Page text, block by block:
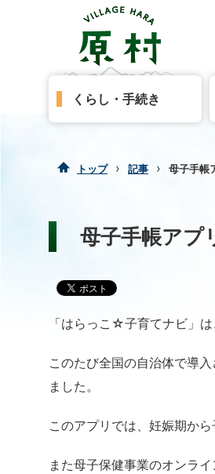
くらし・手続き
トップ › 記事 › 母子手帳
母子手帳アプ
「はらっこ☆子育てナビ」
このたび全国の自治体で導
ました。
このアプリでは、妊娠期か
また母子保健事業のオンラ